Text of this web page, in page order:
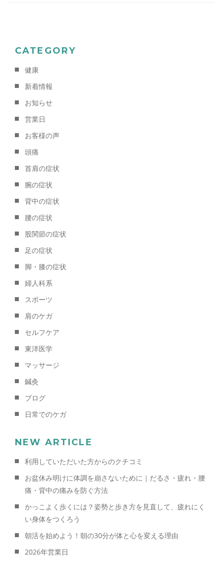
CATEGORY
健康
新着情報
お知らせ
営業日
お客様の声
頭痛
首肩の症状
腕の症状
背中の症状
腰の症状
股関節の症状
足の症状
脚・膝の症状
婦人科系
スポーツ
肩のケガ
セルフケア
東洋医学
マッサージ
鍼灸
ブログ
日常でのケガ
NEW ARTICLE
利用していただいた方からのクチコミ
お盆休み明けに体調を崩さないために｜だるさ・疲れ・腰
痛・背中の痛みを防ぐ方法
かっこよく歩くには？姿勢と歩き方を見直して、疲れにく
い身体をつくろう
朝活を始めよう！朝の30分が体と心を変える理由
2026年営業日